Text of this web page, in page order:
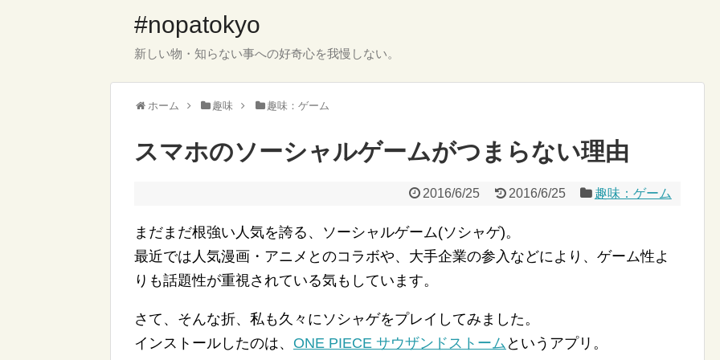
#nopatokyo
新しい物・知らない事への好奇心を我慢しない。
ホーム 趣味 趣味：ゲーム
スマホのソーシャルゲームがつまらない理由
2016/6/25 2016/6/25 趣味：ゲーム
まだまだ根強い人気を誇る、ソーシャルゲーム(ソシャゲ)。
最近では人気漫画・アニメとのコラボや、大手企業の参入などにより、ゲーム性よ
りも話題性が重視されている気もしています。
さて、そんな折、私も久々にソシャゲをプレイしてみました。
インストールしたのは、 ONE PIECE サウザンドストーム というアプリ。